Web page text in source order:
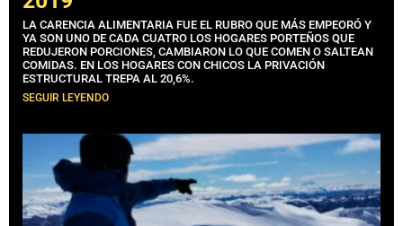
LA CARENCIA ALIMENTARIA FUE EL RUBRO QUE MÁS EMPEORÓ Y
YA SON UNO DE CADA CUATRO LOS HOGARES PORTEÑOS QUE
REDUJERON PORCIONES, CAMBIARON LO QUE COMEN O SALTEAN
COMIDAS. EN LOS HOGARES CON CHICOS LA PRIVACIÓN
ESTRUCTURAL TREPA AL 20,6%.
SEGUIR LEYENDO